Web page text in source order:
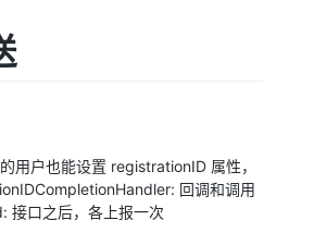
用户也能设置 registrationID 属性，
回调和调用
接口之后，各上报一次